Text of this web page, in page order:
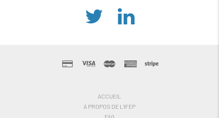
ACCUEIL
À PROPOS DE L’IFEP
FAQ